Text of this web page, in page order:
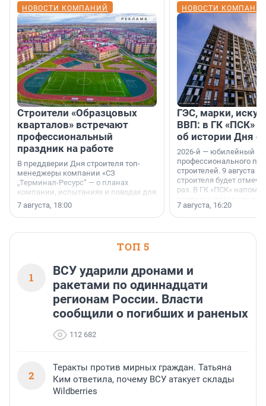
НОВОСТИ КОМПАНИЙ
Строители «Образцовых
кварталов» встречают
профессиональный
праздник на работе
В преддверии Дня строителя топ-
менеджеры компании «СЗ
„Терминал-Ресурс“ — о планах
компании, испытаниях и поводах для
осторожного оптимизма.
7 августа, 18:00
НОВОСТИ
ГЭС, марки,
ВВП: в ГК «ПСК»
об истории Дня
2026-й — юбилейный
профессионального
строителей. 9 августа
строителя будет
раз. В ГК «ПСК»
поменялась роль
7 августа, 16:20
ТОП 5
1
ВСУ ударили дронами и
ракетами по одиннадцати
регионам России. Власти
сообщили о погибших и раненых
112 682
2
Теракты против мирных граждан. Татьяна
Ким ответила, почему ВСУ атакует склады
Wildberries